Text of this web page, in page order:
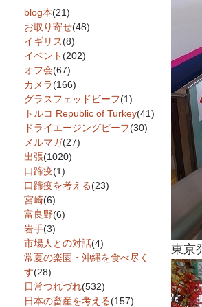
東京
blog本(21)
お取り寄せ(48)
イギリス(8)
イベント (202)
オフ会(67)
カメラ(166)
グラスフェッドビーフ(1)
トルコ Republic of Turkey(41)
ドライエージングビーフ(30)
メルマガ(27)
出張(1020)
口蹄疫(1)
口蹄疫を考える(23)
宮崎(6)
富良野(6)
岩手(3)
市場人との対話(4)
常夏の楽園・沖縄を食べ尽く
す(28)
日常つれづれ(532)
日本の畜産を考える(157)